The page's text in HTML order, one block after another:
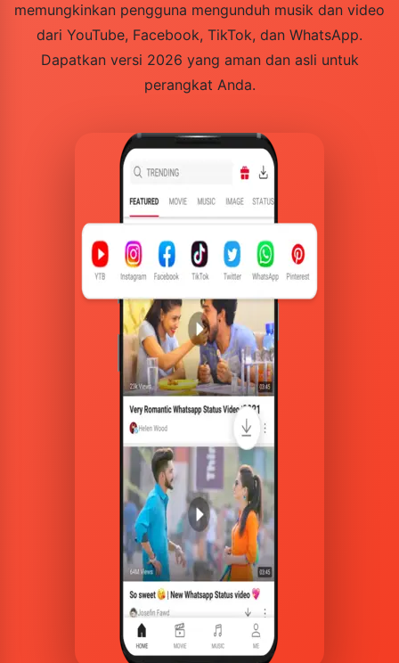
memungkinkan pengguna mengunduh musik dan video
dari YouTube, Facebook, TikTok, dan WhatsApp.
Dapatkan versi 2026 yang aman dan asli untuk
perangkat Anda.